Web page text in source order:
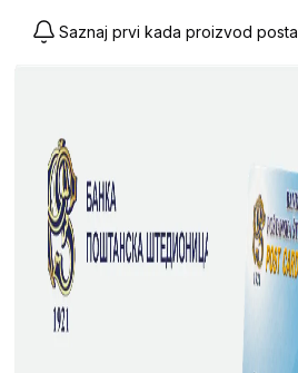
Saznaj prvi kada proizvod